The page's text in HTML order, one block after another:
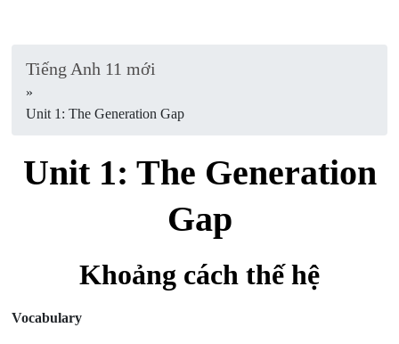
Tiếng Anh 11 mới
»
Unit 1: The Generation Gap
Unit 1: The Generation
Gap
Khoảng cách thế hệ
Vocabulary